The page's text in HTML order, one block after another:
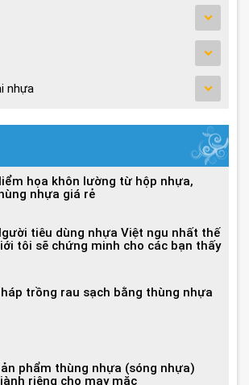
nhựa
họa khôn lường từ hộp nhựa,
nhựa giá rẻ
tiêu dùng nhựa Việt ngu nhất thế
tôi sẽ chứng minh cho các bạn thấy
trồng rau sạch bằng thùng nhựa
phẩm thùng nhựa (sóng nhựa)
riêng cho may mặc